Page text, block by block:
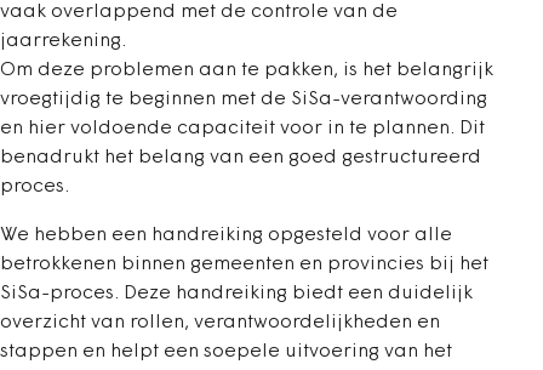
vaak overlappend met de controle van de
jaarrekening.
Om deze problemen aan te pakken, is het belangrijk
vroegtijdig te beginnen met de SiSa-verantwoording
en hier voldoende capaciteit voor in te plannen. Dit
benadrukt het belang van een goed gestructureerd
proces.
We hebben een handreiking opgesteld voor alle
betrokkenen binnen gemeenten en provincies bij het
SiSa-proces. Deze handreiking biedt een duidelijk
overzicht van rollen, verantwoordelijkheden en
stappen en helpt een soepele uitvoering van het